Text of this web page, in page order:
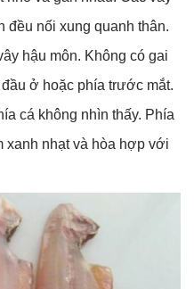
đều nối xung quanh thân.
hậu môn. Không có gai
ở hoặc phía trước mắt.
cá không nhìn thấy. Phía
xanh nhạt và hòa hợp với